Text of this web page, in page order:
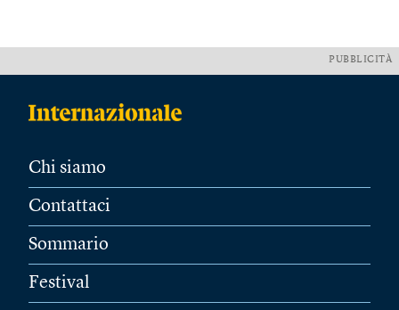
PUBBLICITÀ
Chi siamo
Contattaci
Sommario
Festival